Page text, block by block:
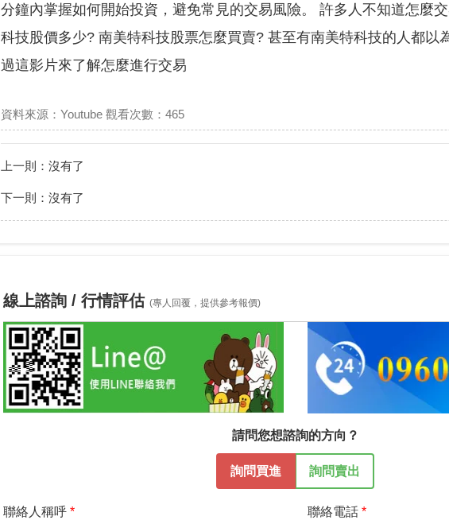
分鐘內掌握如何開始投資，避免常見的交易風險。 許多人不知道怎麼
科技股價多少? 南美特科技股票怎麼買賣? 甚至有南美特科技的人都以
過這影片來了解怎麼進行交易
資料來源：Youtube 觀看次數：465
上一則：沒有了
下一則：沒有了
線上諮詢 / 行情評估(專人回覆，提供參考報價)
請問您想諮詢的方向？
詢問買進 詢問賣出
聯絡人稱呼 聯絡電話